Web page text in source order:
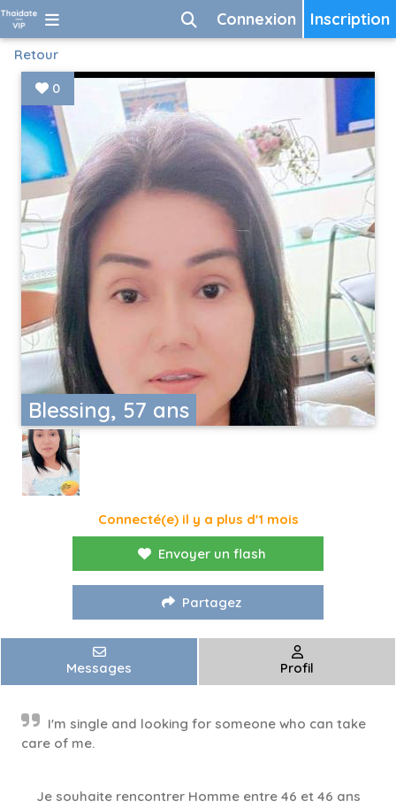
Inscription
Connexion
Retour
Blessing, 57 ans
0
Connecté(e) il y a plus d'1 mois
Envoyer un flash
Partagez
Messages Profil
I'm single and looking for someone who can take
care of me.
Je souhaite rencontrer Homme entre 46 et 46 ans